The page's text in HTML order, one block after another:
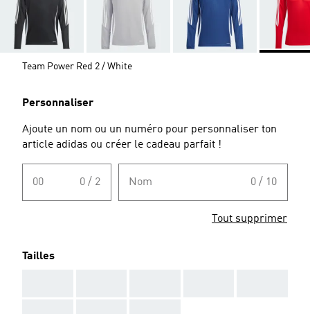
Team Power Red 2 / White
Personnaliser
Ajoute un nom ou un numéro pour personnaliser ton
article adidas ou créer le cadeau parfait !
00 0 / 2 Nom 0 / 10
Tout supprimer
Tailles